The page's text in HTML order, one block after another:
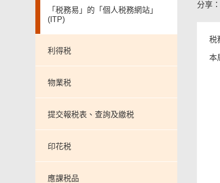
「税務易」的「個人税務網站」
(ITP)
利得税
物業税
提交報税表、查詢及繳税
印花税
應課税品
分享：
税
本